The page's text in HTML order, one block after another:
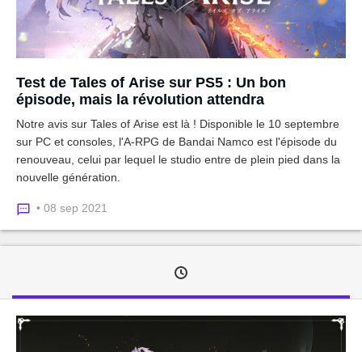
Test de Tales of Arise sur PS5 : Un bon
épisode, mais la révolution attendra
Notre avis sur Tales of Arise est là ! Disponible le 10 septembre
sur PC et consoles, l'A-RPG de Bandai Namco est l'épisode du
renouveau, celui par lequel le studio entre de plein pied dans la
nouvelle génération.
• 08 sep 2021